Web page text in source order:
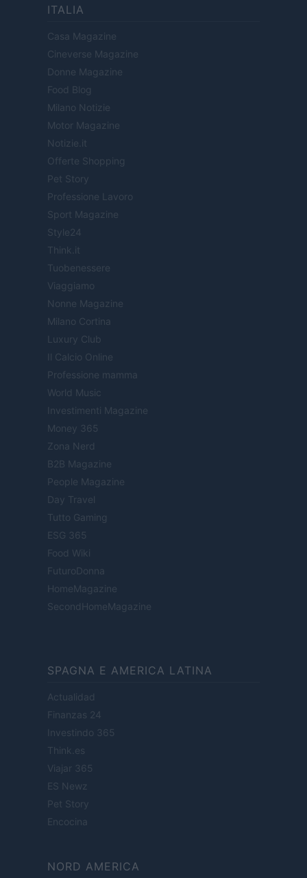
ITALIA
Casa Magazine
Cineverse Magazine
Donne Magazine
Food Blog
Milano Notizie
Motor Magazine
Notizie.it
Offerte Shopping
Pet Story
Professione Lavoro
Sport Magazine
Style24
Think.it
Tuobenessere
Viaggiamo
Nonne Magazine
Milano Cortina
Luxury Club
Il Calcio Online
Professione mamma
World Music
Investimenti Magazine
Money 365
Zona Nerd
B2B Magazine
People Magazine
Day Travel
Tutto Gaming
ESG 365
Food Wiki
FuturoDonna
HomeMagazine
SecondHomeMagazine
SPAGNA E AMERICA LATINA
Actualidad
Finanzas 24
Investindo 365
Think.es
Viajar 365
ES Newz
Pet Story
Encocina
NORD AMERICA